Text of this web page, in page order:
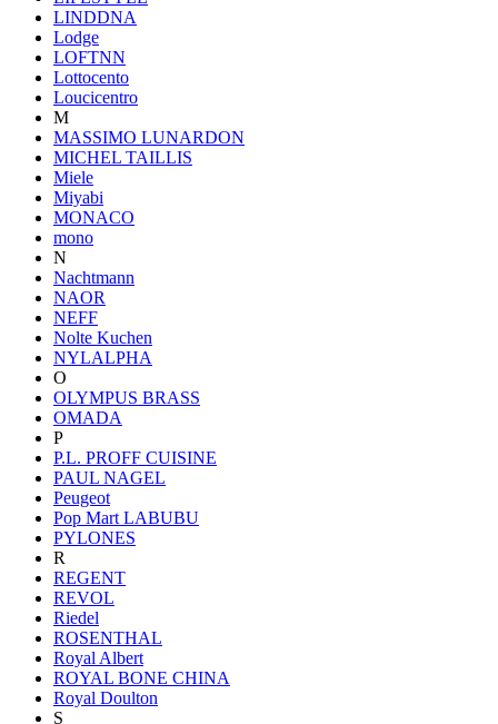
LINDDNA
Lodge
LOFTNN
Lottocento
Loucicentro
M
MASSIMO LUNARDON
MICHEL TAILLIS
Miele
Miyabi
MONACO
mono
N
Nachtmann
NAOR
NEFF
Nolte Kuchen
NYLALPHA
O
OLYMPUS BRASS
OMADA
P
P.L. PROFF CUISINE
PAUL NAGEL
Peugeot
Pop Mart LABUBU
PYLONES
R
REGENT
REVOL
Riedel
ROSENTHAL
Royal Albert
ROYAL BONE CHINA
Royal Doulton
S